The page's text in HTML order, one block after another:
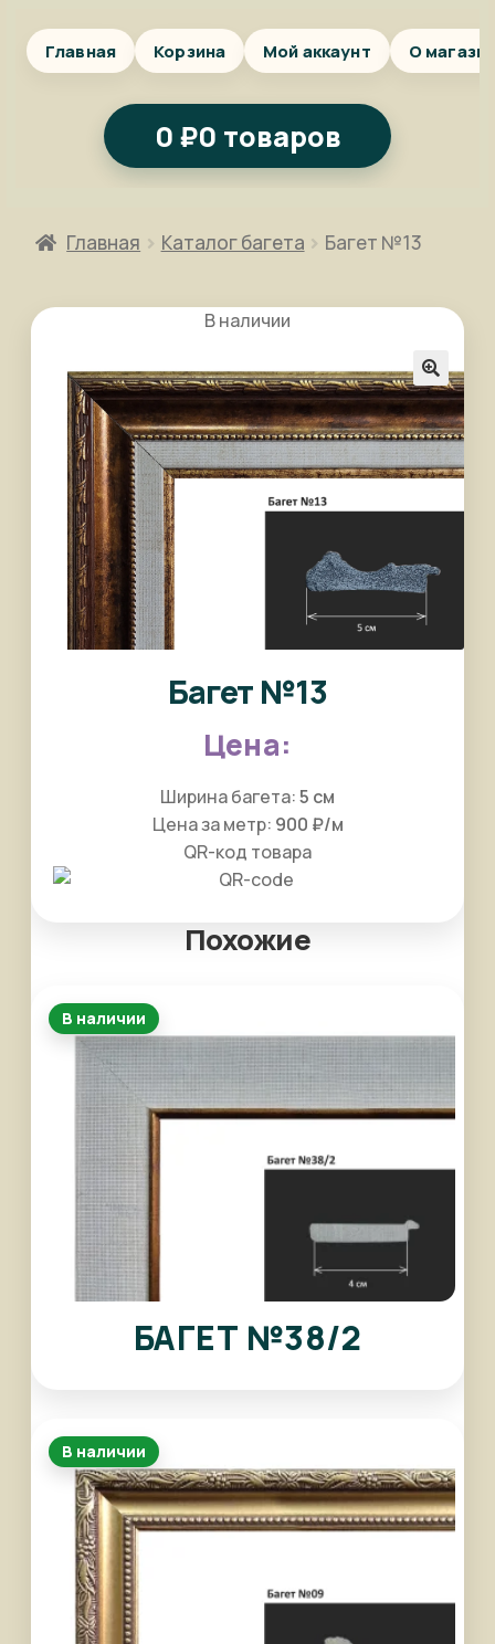
Главная Корзина Мой аккаунт О
0 ₽0 товаров
Главная Каталог багета Багет №13
В наличии
🔍
Багет №13
Ширина багета:5 см
Цена за метр: 900 ₽/м
QR-код товара
Похожие
В наличии
БАГЕТ №38/2
В наличии